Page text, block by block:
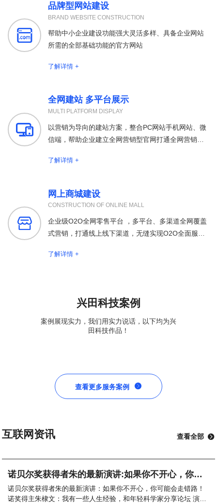

品牌型网站建设
BRAND WEBSITE CONSTRUCTION
帮助中小企业建设功能强大灵活多样、具备企业网站
所需的全部基础功能的官方网站
了解详情 +

全网建站 多平台展示
MULTI PLATFORM DISPLAY
以营销为导向的建站方案，整合PC网站手机网站、微
信端，帮助企业建立全网营销型官网打通全网营销渠
了解详情 +

网上商城建设
CONSTRUCTION OF ONLINE MALL
企业级O2O全网零售平台 ，多平台、多渠道全网覆盖
式营销，打通线上线下渠道，无缝实现O2O全面服务
了解详情 +
兴田科技案例
案例展现实力，我们用实力说话，以下均为兴
田科技作品！
查看更多服务案例 
互联网资讯 查看全部 
诺贝尔奖获得者朱的最新演讲:如果你不开心，你可
能会走错路！
诺贝尔奖获得者朱的最新演讲：如果你不开心，你可能会走错路！
诺奖得主朱棣文：我有一些人生经验，和年轻科学家分享论坛 演讲